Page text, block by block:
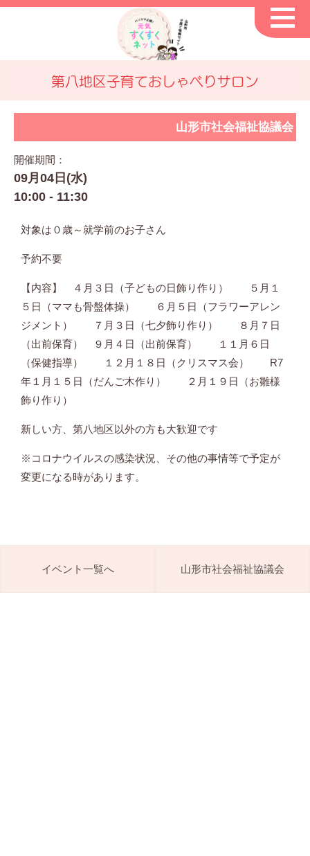
第八地区子育ておしゃべりサロン
山形市社会福祉協議会
開催期間：
09月04日(水)
10:00 - 11:30
対象は０歳～就学前のお子さん
予約不要
【内容】 ４月３日（子どもの日飾り作り） ５月１
５日（ママも骨盤体操） ６月５日（フラワーアレン
ジメント） ７月３日（七夕飾り作り） ８月７日
（出前保育） ９月４日（出前保育） １１月６日
（保健指導） １２月１８日（クリスマス会） R7
年１月１５日（だんご木作り） ２月１９日（お雛様
飾り作り）
新しい方、第八地区以外の方も大歓迎です
※コロナウイルスの感染状況、その他の事情等で予定が
変更になる時があります。
イベント一覧へ 山形市社会福祉協議会